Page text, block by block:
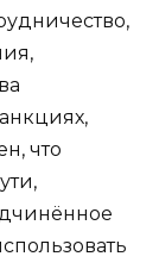
что